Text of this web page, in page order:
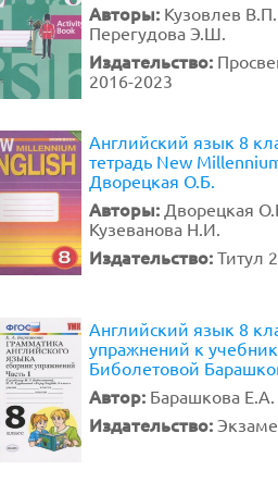
Авторы: Кузовлев В.П.
Перегудова Э.Ш.
Издательство:
2016-2023
Английский язык 8
тетрадь New
Дворецкая О.Б.
Авторы: Дворецкая
Кузеванова Н.И.
Издательство: Титул
Английский язык 8
упражнений к
Биболетовой
Автор: Барашкова Е.А.
Издательство: